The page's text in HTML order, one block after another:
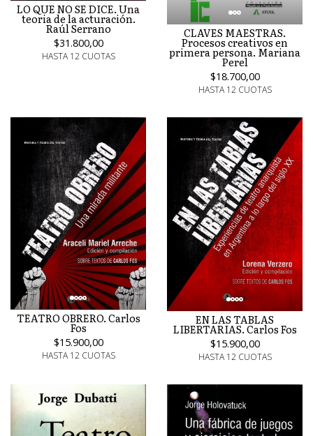
LO QUE NO SE DICE. Una
teoria de la acturación.
Raúl Serrano
$31.800,00
HASTA 12 CUOTAS
CLAVES MAESTRAS.
Procesos creativos en
primera persona. Mariana
Perel
$18.700,00
HASTA 12 CUOTAS
TEATRO OBRERO. Carlos
Fos
$15.900,00
HASTA 12 CUOTAS
EN LAS TABLAS
LIBERTARIAS. Carlos Fos
$15.900,00
HASTA 12 CUOTAS